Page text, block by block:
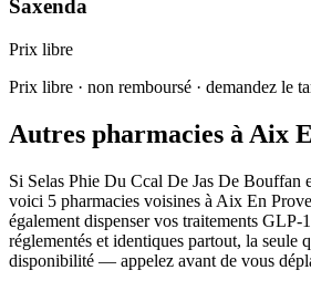
Saxenda
Prix libre
Prix libre · non remboursé · demandez le
Autres pharmacies à Aix
Si Selas Phie Du Ccal De Jas De Bouffan
voici 5 pharmacies voisines à Aix En
également dispenser vos traitements GLP-
réglementés et identiques partout, la seule
disponibilité — appelez avant de vous